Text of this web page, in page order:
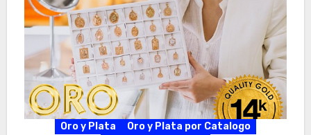
Oro y Plata
Oro y Plata por Catalogo